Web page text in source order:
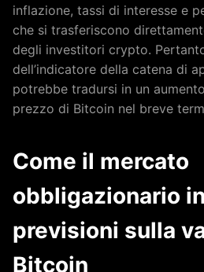
inflazione, tassi di interesse e
che si trasferiscono
degli investitori crypto.
dell’indicatore della catena di
potrebbe tradursi in un
prezzo di Bitcoin nel breve
Come il mercato
obbligazionario
previsioni sulla
Bitcoin